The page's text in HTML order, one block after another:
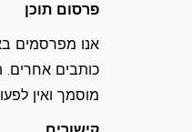
פרסום תוכן
אנו מפרסמים
כותבים אחרים.
מוסמך ואין